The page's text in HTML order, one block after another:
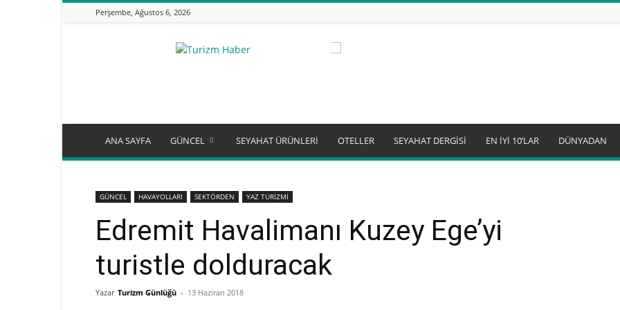
Perşembe, Ağustos 6, 2026
Turizm
ANA SAYFA GÜNCEL SEYAHAT ÜRÜNLERİ OTELLER SEYAHAT DERGİSİ EN İYİ 10’LAR DÜNYADAN
GÜNCEL HAVAYOLLARI SEKTÖRDEN YAZ TURİZMİ
Edremit Havalimanı Kuzey Ege’yi
turistle dolduracak
Yazar Turizm Günlüğü - 13 Haziran 2018